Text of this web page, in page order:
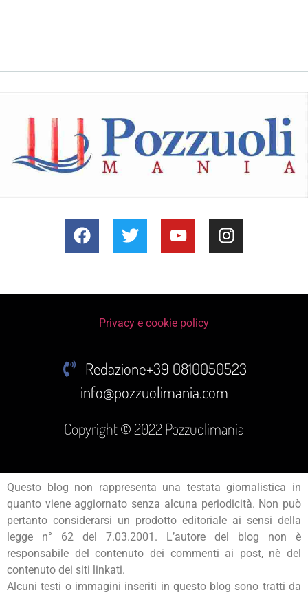
Copyright © 2022 Pozzuolimania
Redazione+39 0810050523
info@pozzuolimania.com
Privacy e cookie policy
Questo blog non rappresenta una testata giornalistica in
quanto viene aggiornato senza alcuna periodicità. Non può
pertanto considerarsi un prodotto editoriale ai sensi della
legge n° 62 del 7.03.2001. L’autore del blog non è
responsabile del contenuto dei commenti ai post, nè del
contenuto dei siti linkati.
Alcuni testi o immagini inseriti in questo blog sono tratti da